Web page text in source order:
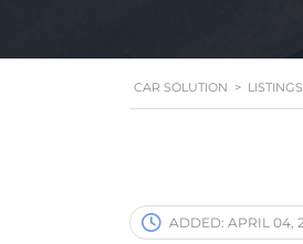
CAR SOLUTION > LISTINGS
ADDED: APRIL 04,